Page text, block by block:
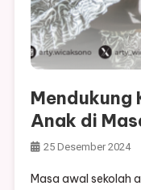
Mendukung
Anak di
25 Desember 2024
Masa awal sekolah